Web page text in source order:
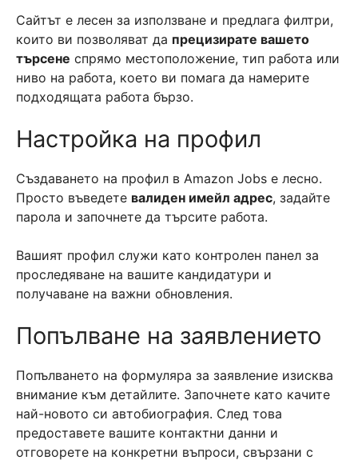
Сайтът е лесен за използване и предлага филтри,
които ви позволяват да прецизирате вашето
търсене спрямо местоположение, тип работа или
ниво на работа, което ви помага да намерите
подходящата работа бързо.
Настройка на профил
Създаването на профил в Amazon Jobs е лесно.
Просто въведете валиден имейл адрес, задайте
парола и започнете да търсите работа.
Вашият профил служи като контролен панел за
проследяване на вашите кандидатури и
получаване на важни обновления.
Попълване на заявлението
Попълването на формуляра за заявление изисква
внимание към детайлите. Започнете като качите
най-новото си автобиография. След това
предоставете вашите контактни данни и
отговорете на конкретни въпроси, свързани с